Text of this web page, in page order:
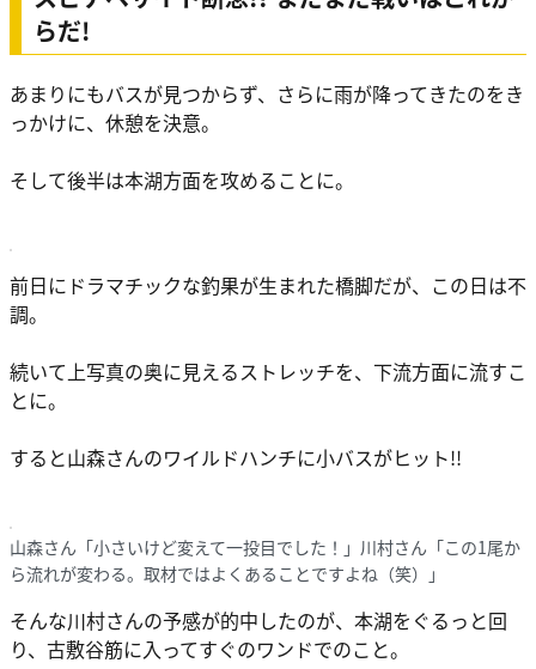
らだ!
あまりにもバスが見つからず、さらに雨が降ってきたのをき
っかけに、休憩を決意。
そして後半は本湖方面を攻めることに。
前日にドラマチックな釣果が生まれた橋脚だが、この日は不
調。
続いて上写真の奥に見えるストレッチを、下流方面に流すこ
とに。
すると山森さんのワイルドハンチに小バスがヒット!!
山森さん「小さいけど変えて一投目でした！」川村さん「この1尾か
ら流れが変わる。取材ではよくあることですよね（笑）」
そんな川村さんの予感が的中したのが、本湖をぐるっと回
り、古敷谷筋に入ってすぐのワンドでのこと。